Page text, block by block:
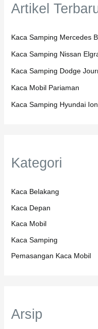
Artikel
Kaca Samping Mercedes
Kaca Samping Nissan
Kaca Samping Dodge
Kaca Mobil Pariaman
Kaca Samping Hyundai
Kategori
Kaca Belakang
Kaca Depan
Kaca Mobil
Kaca Samping
Pemasangan Kaca Mobil
Arsip